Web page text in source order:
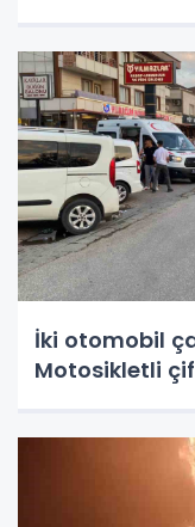
İki otomobil
Motosikletli